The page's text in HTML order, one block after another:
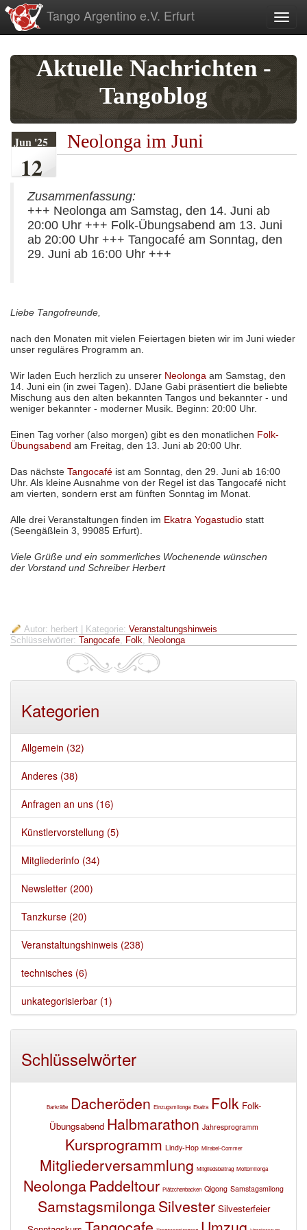
zum
Inhalt
Tango Argentino e.V. Erfurt
Aktuelle Nachrichten -
Tangoblog
Jun '25
12
Neolonga im Juni
Zusammenfassung:
+++ Neolonga am Samstag, den 14. Juni ab
20:00 Uhr +++ Folk-Übungsabend am 13. Juni
ab 20:00 Uhr +++ Tangocafé am Sonntag, den
29. Juni ab 16:00 Uhr +++
Liebe Tangofreunde,
nach den Monaten mit vielen Feiertagen bieten wir im Juni wieder
unser reguläres Programm an.
Wir laden Euch herzlich zu unserer Neolonga am Samstag, den
14. Juni ein (in zwei Tagen). DJane Gabi präsentiert die beliebte
Mischung aus den alten bekannten Tangos und bekannter - und
weniger bekannter - moderner Musik. Beginn: 20:00 Uhr.
Einen Tag vorher (also morgen) gibt es den monatlichen Folk-
Übungsabend am Freitag, den 13. Juni ab 20:00 Uhr.
Das nächste Tangocafé ist am Sonntag, den 29. Juni ab 16:00
Uhr. Als kleine Ausnahme von der Regel ist das Tangocafé nicht
am vierten, sondern erst am fünften Sonntag im Monat.
Alle drei Veranstaltungen finden im Ekatra Yogastudio statt
(Seengäßlein 3, 99085 Erfurt).
Viele Grüße und ein sommerliches Wochenende wünschen
der Vorstand und Schreiber Herbert
Autor: herbert | Kategorie: Veranstaltungshinweis
Schlüsselwörter:
Tangocafe, Folk, Neolonga
Kategorien
Allgemein (32)
Anderes (38)
Anfragen an uns (16)
Künstlervorstellung (5)
Mitgliederinfo (34)
Newsletter (200)
Tanzkurse (20)
Veranstaltungshinweis (238)
technisches (6)
unkategorisierbar (1)
Schlüsselwörter
Barkräfte Dacheröden Einzugsmilonga Ekatra Folk Folk-
Übungsabend Halbmarathon Jahresprogramm
Kursprogramm Lindy-Hop Mirabei-Commer
Mitgliederversammlung Mitgliedsbeitrag Mottomilonga
Neolonga Paddeltour Plätzchenbacken Qigong Samstagsmilong
SamstagsmilongaSilvester Silvesterfeier